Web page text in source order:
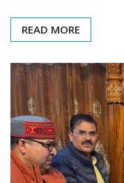
READ MORE